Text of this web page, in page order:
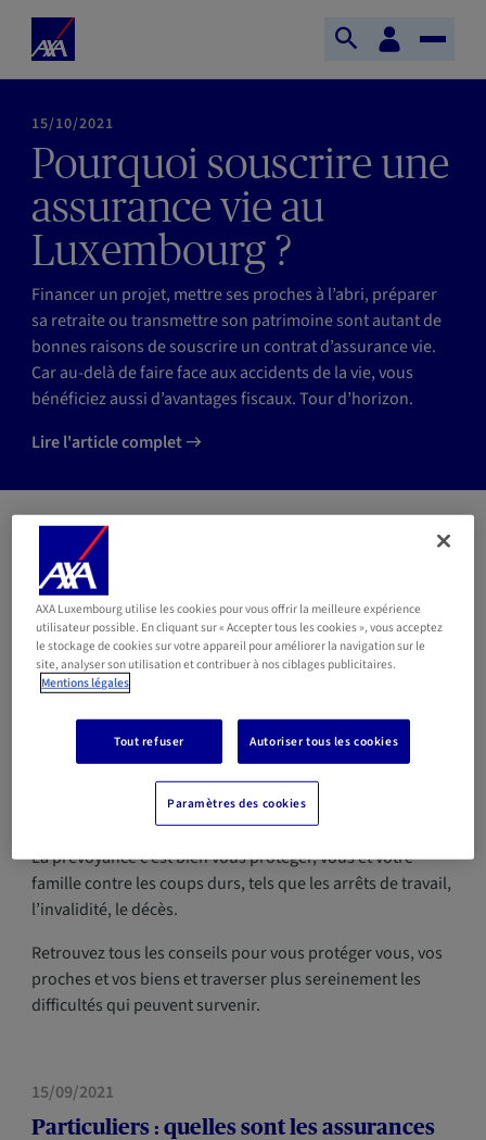
Aller au contenu principal
Accueil
AXA
Espace
client
Ouvrir
la
Toggle
15/10/2021
Pourquoi souscrire une
assurance vie au
Luxembourg ?
Financer un projet, mettre ses proches à l’abri, préparer
sa retraite ou transmettre son patrimoine sont autant de
bonnes raisons de souscrire un contrat d’assurance vie.
Car au-delà de faire face aux accidents de la vie, vous
bénéficiez aussi d’avantages fiscaux. Tour d’horizon.
Lire l'article complet
Tous les articles Mobilité Habitation
Santé Prévoyance Fiscalité
Professionnels Nouveaux arrivants
Prévoyance
La prévoyance c’est bien vous protéger, vous et votre
famille contre les coups durs, tels que les arrêts de travail,
l’invalidité, le décès.
Retrouvez tous les conseils pour vous protéger vous, vos
proches et vos biens et traverser plus sereinement les
difficultés qui peuvent survenir.
PRÉVOYANCE
15/09/2021
Particuliers : quelles sont les assurances
AXA Luxembourg utilise les cookies pour vous offrir la meilleure expérience
utilisateur possible. En cliquant sur « Accepter tous les cookies », vous acceptez
le stockage de cookies sur votre appareil pour améliorer la navigation sur le
site, analyser son utilisation et contribuer à nos ciblages publicitaires.
Mentions légales
Tout refuser Autoriser tous les cookies
Paramètres des cookies